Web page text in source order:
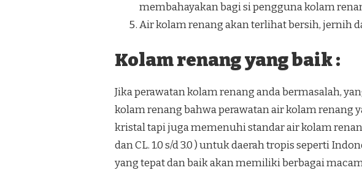
membahayakan bagi si pengguna kolam
Air kolam renang akan terlihat bersih, jernih
Kolam renang yang baik :
Jika perawatan kolam renang anda bermasalah,
kolam renang bahwa perawatan air kolam renang
kristal tapi juga memenuhi standar air kolam
dan CL. 1.0 s/d 3.0 ) untuk daerah tropis seperti
yang tepat dan baik akan memiliki berbagai